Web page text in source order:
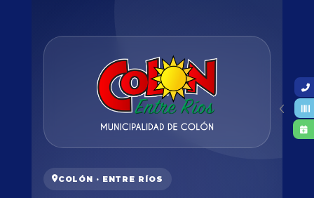
COLÓN · ENTRE RÍOS